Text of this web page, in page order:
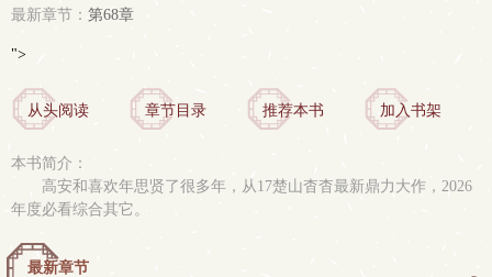
最新章节： 第68章
">
从头阅读 章节目录 推荐本书 加入书架
本书简介：
高安和喜欢年思贤了很多年，从17楚山杳杳最新鼎力大作，2026
年度必看综合其它。
最新章节